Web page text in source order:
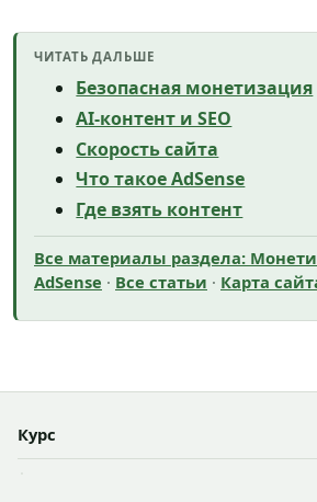
ЧИТАТЬ ДАЛЬШЕ
Безопасная монетизация
AI-контент и SEO
Скорость сайта
Что такое AdSense
Где взять контент
Все материалы раздела:
AdSense · Все статьи · Карта
Курс